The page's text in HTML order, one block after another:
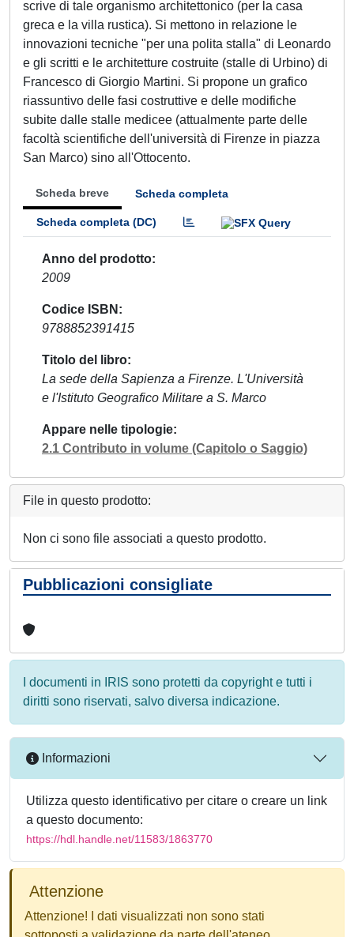
scrive di tale organismo architettonico (per la casa
greca e la villa rustica). Si mettono in relazione le
innovazioni tecniche "per una polita stalla" di Leonardo
e gli scritti e le architetture costruite (stalle di Urbino) di
Francesco di Giorgio Martini. Si propone un grafico
riassuntivo delle fasi costruttive e delle modifiche
subite dalle stalle medicee (attualmente parte delle
facoltà scientifiche dell'università di Firenze in piazza
San Marco) sino all'Ottocento.
Scheda breve Scheda completa
Scheda completa (DC)
Anno del prodotto
2009
Codice ISBN
9788852391415
Titolo del libro
La sede della Sapienza a Firenze. L'Università
e l'Istituto Geografico Militare a S. Marco
Appare nelle tipologie
2.1 Contributo in volume (Capitolo o Saggio)
File in questo prodotto:
Non ci sono file associati a questo prodotto.
Pubblicazioni consigliate
I documenti in IRIS sono protetti da copyright e tutti i
diritti sono riservati, salvo diversa indicazione.
Informazioni
Utilizza questo identificativo per citare o creare un link
a questo documento:
https://hdl.handle.net/11583/1863770
Attenzione
Attenzione! I dati visualizzati non sono stati